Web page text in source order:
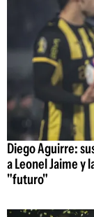
Diego Aguirre:
a Leonel Jaime y
"futuro"